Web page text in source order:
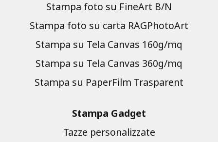
Stampa foto su FineArt B/N
Stampa foto su carta RAGPhotoArt
Stampa su Tela Canvas 160g/mq
Stampa su Tela Canvas 360g/mq
Stampa su PaperFilm Trasparent
Stampa Gadget
Tazze personalizzate